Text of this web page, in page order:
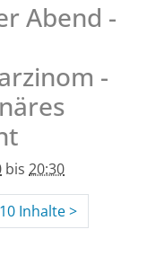
Abend -
-
bis 20:30
Inhalte>